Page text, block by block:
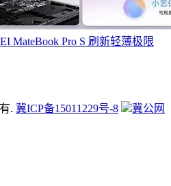
MateBook Pro S 刷新轻薄极限
. 冀ICP备15011229号-8
冀公网